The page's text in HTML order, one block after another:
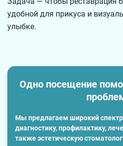
удобной для прикуса и
улыбке.
Одно посещение
Мы предлагаем широкий
диагностику, профилактику,
также эстетическую